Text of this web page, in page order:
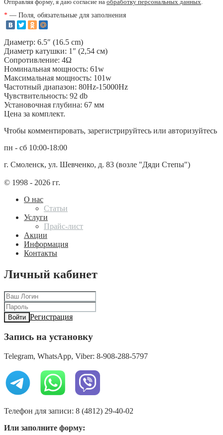
Отправляя форму, я даю согласие на обработку персональных данных.
* — Поля, обязательные для заполнения
Диаметр: 6.5″ (16.5 cm)
Диаметр катушки: 1″ (2,54 cм)
Сопротивление: 4Ω
Номинальная мощность: 61w
Максимальная мощность: 101w
Частотный диапазон: 80Hz-15000Hz
Чувствительность: 92 db
Установочная глубина: 67 мм
Цена за комплект.
Чтобы комментировать, зарегистрируйтесь или авторизуйтесь
пн - сб 10:00-18:00
г. Смоленск, ул. Шевченко, д. 83 (возле "Дяди Степы")
© 1998 - 2026 гг.
О нас
Статьи
Услуги
Прайс-лист
Акции
Информация
Контакты
Личный кабинет
Войти Регистрация
Запись на установку
Telegram, WhatsApp, Viber: 8-908-288-5797
Телефон для записи: 8 (4812) 29-40-02
Или заполните форму: